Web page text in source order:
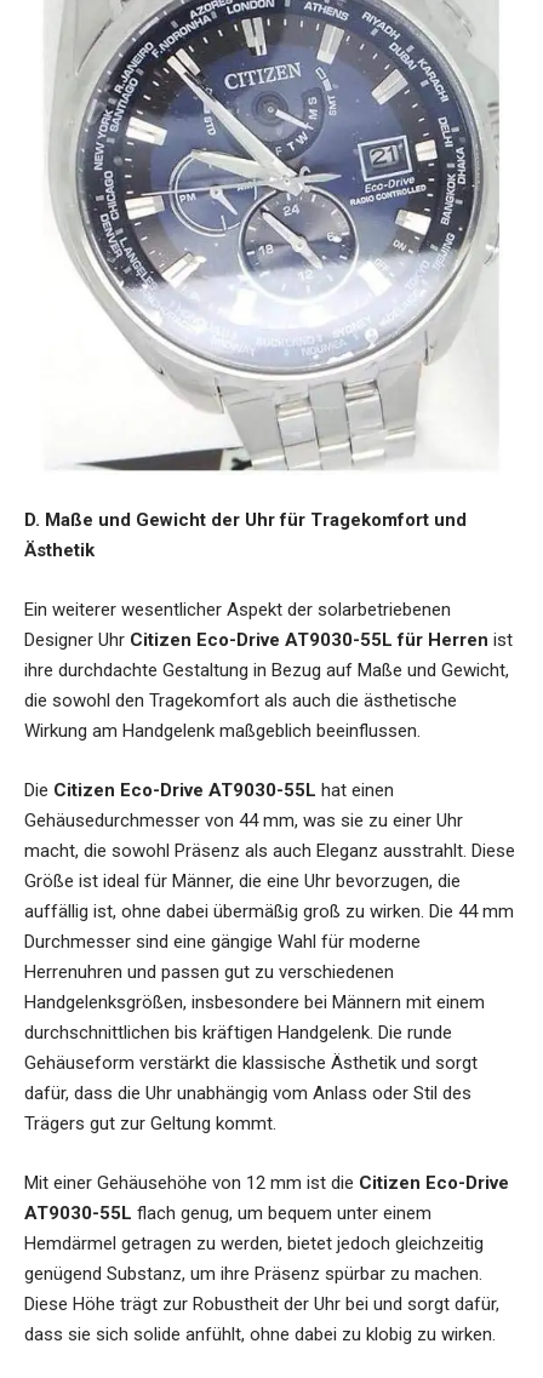
D. Maße und Gewicht der Uhr für Tragekomfort und
Ästhetik
Ein weiterer wesentlicher Aspekt der solarbetriebenen
Designer Uhr Citizen Eco-Drive AT9030-55L für Herren ist
ihre durchdachte Gestaltung in Bezug auf Maße und Gewicht,
die sowohl den Tragekomfort als auch die ästhetische
Wirkung am Handgelenk maßgeblich beeinflussen.
Die Citizen Eco-Drive AT9030-55L hat einen
Gehäusedurchmesser von 44 mm, was sie zu einer Uhr
macht, die sowohl Präsenz als auch Eleganz ausstrahlt. Diese
Größe ist ideal für Männer, die eine Uhr bevorzugen, die
auffällig ist, ohne dabei übermäßig groß zu wirken. Die 44 mm
Durchmesser sind eine gängige Wahl für moderne
Herrenuhren und passen gut zu verschiedenen
Handgelenksgrößen, insbesondere bei Männern mit einem
durchschnittlichen bis kräftigen Handgelenk. Die runde
Gehäuseform verstärkt die klassische Ästhetik und sorgt
dafür, dass die Uhr unabhängig vom Anlass oder Stil des
Trägers gut zur Geltung kommt.
Mit einer Gehäusehöhe von 12 mm ist die Citizen Eco-Drive
AT9030-55L flach genug, um bequem unter einem
Hemdärmel getragen zu werden, bietet jedoch gleichzeitig
genügend Substanz, um ihre Präsenz spürbar zu machen.
Diese Höhe trägt zur Robustheit der Uhr bei und sorgt dafür,
dass sie sich solide anfühlt, ohne dabei zu klobig zu wirken.